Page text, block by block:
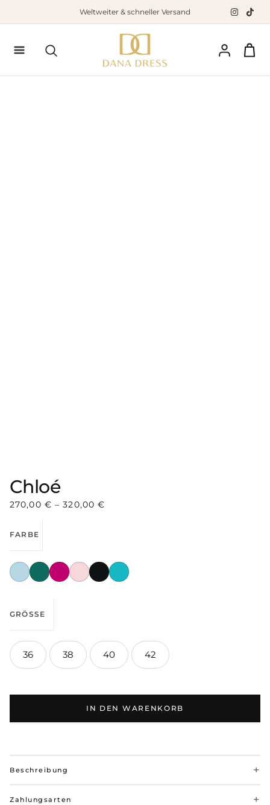
Weltweiter & schneller Versand
Suchen
Chloé
270,00 € –320,00€
FARBE
GRÖSSE
36 38 40 42
IN DEN WARENKORB
Beschreibung
Zahlungsarten